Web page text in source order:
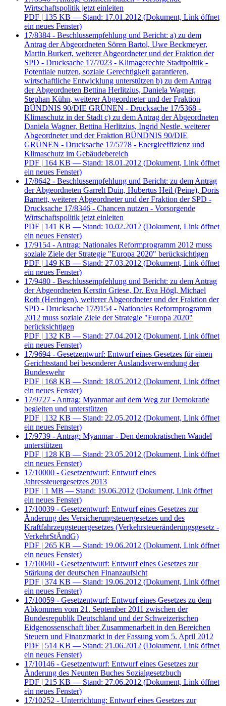
Wirtschaftspolitik jetzt einleiten
PDF | 135 KB — Stand: 17.01.2012 (Dokument, Link öffnet
ein neues Fenster)
17/8384 - Beschlussempfehlung und Bericht: a) zu dem
Antrag der Abgeordneten Sören Bartol, Uwe Beckmeyer,
Martin Burkert, weiterer Abgeordneter und der Fraktion der
SPD - Drucksache 17/7023 - Klimagerechte Stadtpolitik -
Potentiale nutzen, soziale Gerechtigkeit garantieren,
wirtschaftliche Entwicklung unterstützen b) zu dem Antrag
der Abgeordneten Bettina Herlitzius, Daniela Wagner,
Stephan Kühn, weiterer Abgeordneter und der Fraktion
BÜNDNIS 90/DIE GRÜNEN - Drucksache 17/5368 -
Klimaschutz in der Stadt c) zu dem Antrag der Abgeordneten
Daniela Wagner, Bettina Herlitzius, Ingrid Nestle, weiterer
Abgeordneter und der Fraktion BÜNDNIS 90/DIE
GRÜNEN - Drucksache 17/5778 - Energieeffizienz und
Klimaschutz im Gebäudebereich
PDF | 164 KB — Stand: 18.01.2012 (Dokument, Link öffnet
ein neues Fenster)
17/8642 - Beschlussempfehlung und Bericht: zu dem Antrag
der Abgeordneten Garrelt Duin, Hubertus Heil (Peine), Doris
Barnett, weiterer Abgeordneter und der Fraktion der SPD -
Drucksache 17/8346 - Chancen nutzen - Vorsorgende
Wirtschaftspolitik jetzt einleiten
PDF | 141 KB — Stand: 10.02.2012 (Dokument, Link öffnet
ein neues Fenster)
17/9154 - Antrag: Nationales Reformprogramm 2012 muss
soziale Ziele der Strategie "Europa 2020" berücksichtigen
PDF | 149 KB — Stand: 27.03.2012 (Dokument, Link öffnet
ein neues Fenster)
17/9480 - Beschlussempfehlung und Bericht: zu dem Antrag
der Abgeordneten Kerstin Griese, Dr. Eva Högl, Michael
Roth (Heringen), weiterer Abgeordneter und der Fraktion der
SPD - Drucksache 17/9154 - Nationales Reformprogramm
2012 muss soziale Ziele der Strategie "Europa 2020"
berücksichtigen
PDF | 132 KB — Stand: 27.04.2012 (Dokument, Link öffnet
ein neues Fenster)
17/9694 - Gesetzentwurf: Entwurf eines Gesetzes für einen
Gerichtsstand bei besonderer Auslandsverwendung der
Bundeswehr
PDF | 168 KB — Stand: 18.05.2012 (Dokument, Link öffnet
ein neues Fenster)
17/9727 - Antrag: Myanmar auf dem Weg zur Demokratie
begleiten und unterstützen
PDF | 132 KB — Stand: 22.05.2012 (Dokument, Link öffnet
ein neues Fenster)
17/9739 - Antrag: Myanmar - Den demokratischen Wandel
unterstützen
PDF | 128 KB — Stand: 23.05.2012 (Dokument, Link öffnet
ein neues Fenster)
17/10000 - Gesetzentwurf: Entwurf eines
Jahressteuergesetzes 2013
PDF | 1 MB — Stand: 19.06.2012 (Dokument, Link öffnet
ein neues Fenster)
17/10039 - Gesetzentwurf: Entwurf eines Gesetzes zur
Änderung des Versicherungsteuergesetzes und des
Kraftfahrzeugsteuergesetzes (Verkehrsteueränderungsgesetz -
VerkehrStÄndG)
PDF | 265 KB — Stand: 19.06.2012 (Dokument, Link öffnet
ein neues Fenster)
17/10040 - Gesetzentwurf: Entwurf eines Gesetzes zur
Stärkung der deutschen Finanzaufsicht
PDF | 374 KB — Stand: 19.06.2012 (Dokument, Link öffnet
ein neues Fenster)
17/10059 - Gesetzentwurf: Entwurf eines Gesetzes zu dem
Abkommen vom 21. September 2011 zwischen der
Bundesrepublik Deutschland und der Schweizerischen
Eidgenossenschaft über Zusammenarbeit in den Bereichen
Steuern und Finanzmarkt in der Fassung vom 5. April 2012
PDF | 514 KB — Stand: 21.06.2012 (Dokument, Link öffnet
ein neues Fenster)
17/10146 - Gesetzentwurf: Entwurf eines Gesetzes zur
Änderung des Neunten Buches Sozialgesetzbuch
PDF | 215 KB — Stand: 27.06.2012 (Dokument, Link öffnet
ein neues Fenster)
17/10252 - Unterrichtung: Entwurf eines Gesetzes zur